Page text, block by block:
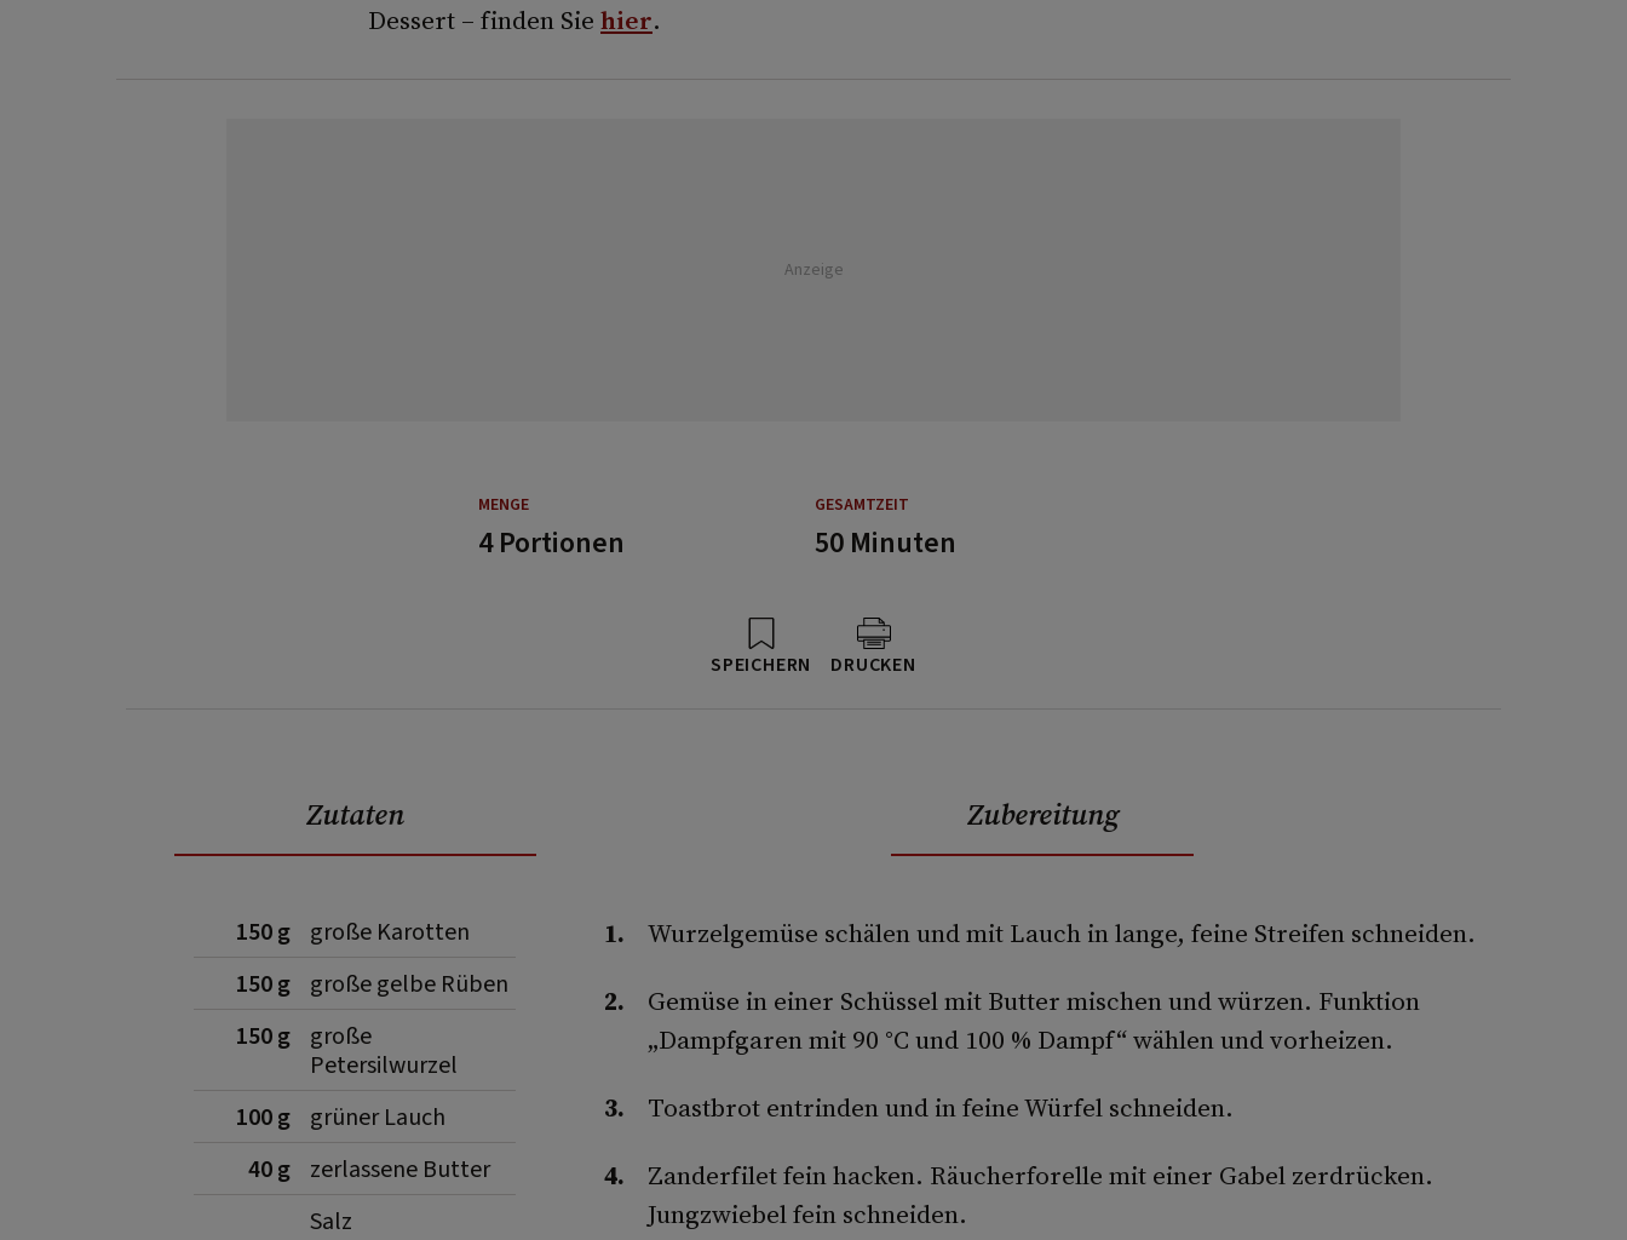
Dessert – finden Sie hier.
Anzeige
MENGE GESAMTZEIT
4 Portionen 50 Minuten
SPEICHERN DRUCKEN
Zutaten
150 g
große Karotten
150 g
große gelbe Rüben
150 g
große
Petersilwurzel
100 g
grüner Lauch
40 g
zerlassene Butter
Salz
Zubereitung
Wurzelgemüse schälen und mit Lauch in lange, feine Streifen schneiden.
Gemüse in einer Schüssel mit Butter mischen und würzen. Funktion
„Dampfgaren mit 90 °C und 100 % Dampf“ wählen und vorheizen.
Toastbrot entrinden und in feine Würfel schneiden.
Zanderfilet fein hacken. Räucherforelle mit einer Gabel zerdrücken.
Jungzwiebel fein schneiden.